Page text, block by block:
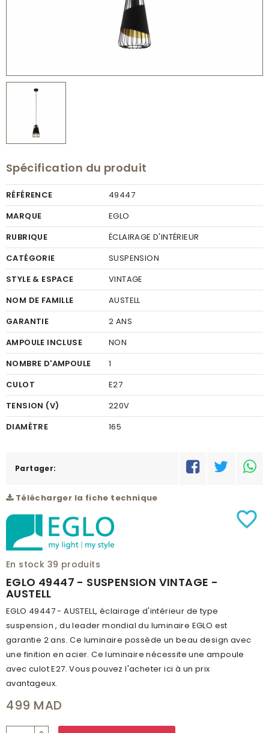
Spécification du produit
RÉFÉRENCE
49447
MARQUE
EGLO
RUBRIQUE
ÉCLAIRAGE D'INTÉRIEUR
CATÉGORIE
SUSPENSION
STYLE & ESPACE
VINTAGE
NOM DE FAMILLE
AUSTELL
GARANTIE
2 ANS
AMPOULE INCLUSE
NON
NOMBRE D'AMPOULE
1
CULOT
E27
TENSION (V)
220V
DIAMÈTRE
165
COULEUR FINITION
PUISSANCE (W)
1X60W
HAUTEUR (MM)
BRANCHEMENT
POIDS (KG)
0.796
CODE À BARRE
9002759494476
RÉSEAU
A
CATALOGUE
NUMÉRO PAGE
Partager:
Télécharger la fiche technique
En stock 39 produits
EGLO 49447 - SUSPENSION VINTAGE -
AUSTELL
EGLO 49447 - AUSTELL, éclairage d'intérieur de type
suspension , du leader mondial du luminaire EGLO est
garantie 2 ans. Ce luminaire possède un beau design avec
une finition en acier. Ce luminaire nécessite une ampoule
avec culot E27. Vous pouvez l'acheter ici à un prix
avantageux.
favorite_border
499 MAD